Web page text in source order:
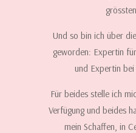
Und so bin ich über
geworden: Expertin
und Expertin bei
Für beides stelle ich
Verfügung und beides
mein Schaffen, in